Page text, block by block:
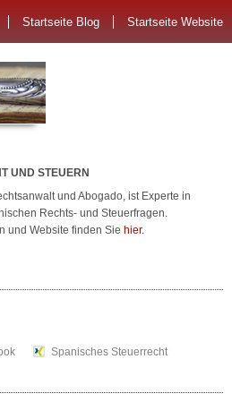
Startseite Blog Startseite Website
UND STEUERN
und Abogado, ist Experte in
Rechts- und Steuerfragen.
und Website finden Sie hier.
Spanisches Steuerrecht